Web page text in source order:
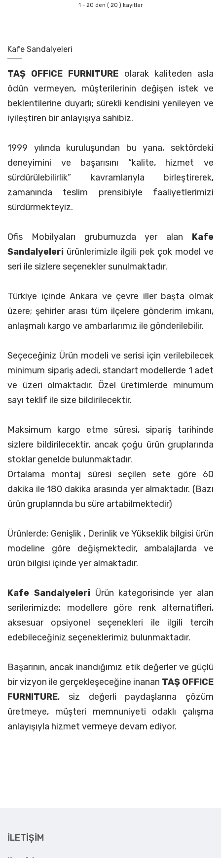
1 - 20 den ( 20 ) kayıtlar
Kafe Sandalyeleri
TAŞ OFFICE FURNITURE olarak kaliteden asla
ödün vermeyen, müşterilerinin değişen istek ve
beklentilerine duyarlı; sürekli kendisini yenileyen ve
iyileştiren bir anlayışıya sahibiz.
1999 yılında kuruluşundan bu yana, sektördeki
deneyimini ve başarısını “kalite, hizmet ve
sürdürülebilirlik” kavramlarıyla birleştirerek,
zamanında teslim prensibiyle faaliyetlerimizi
sürdürmekteyiz.
Ofis Mobilyaları grubumuzda yer alan Kafe
Sandalyeleri ürünlerimizle ilgili pek çok model ve
seri ile sizlere seçenekler sunulmaktadır.
Türkiye içinde Ankara ve çevre iller başta olmak
üzere; şehirler arası tüm ilçelere gönderim imkanı,
anlaşmalı kargo ve ambarlarımız ile gönderilebilir.
Seçeceğiniz Ürün modeli ve serisi için verilebilecek
minimum sipariş adedi, standart modellerde 1 adet
ve üzeri olmaktadır. Özel üretimlerde minumum
sayı teklif ile size bildirilecektir.
Maksimum kargo etme süresi, sipariş tarihinde
sizlere bildirilecektir, ancak çoğu ürün gruplarında
stoklar genelde bulunmaktadır.
Ortalama montaj süresi seçilen sete göre 60
dakika ile 180 dakika arasında yer almaktadır. (Bazı
ürün gruplarında bu süre artabilmektedir)
Ürünlerde; Genişlik , Derinlik ve Yükseklik bilgisi ürün
modeline göre değişmektedir, ambalajlarda ve
ürün bilgisi içinde yer almaktadır.
Kafe SandalyeleriÜrün kategorisinde yer alan
serilerimizde; modellere göre renk alternatifleri,
aksesuar opsiyonel seçenekleri ile ilgili tercih
edebileceğiniz seçeneklerimiz bulunmaktadır.
Başarının, ancak inandığımız etik değerler ve güçlü
bir vizyon ile gerçekleşeceğine inanan TAŞ OFFICE
FURNITURE, siz değerli paydaşlarına çözüm
üretmeye, müşteri memnuniyeti odaklı çalışma
anlayışıyla hizmet vermeye devam ediyor.
İLETIŞIM